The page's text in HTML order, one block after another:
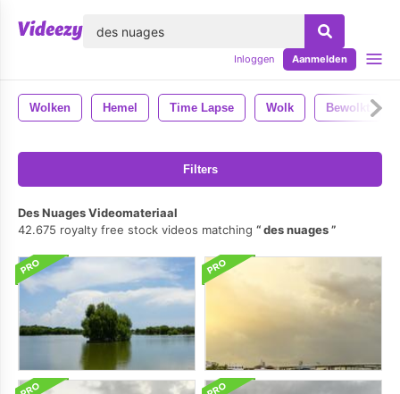
Inloggen Aanmelden
Wolken Hemel Time Lapse Wolk Bewolkt
Filters
Des Nuages Videomateriaal
42.675 royalty free stock videos matching
des nuages